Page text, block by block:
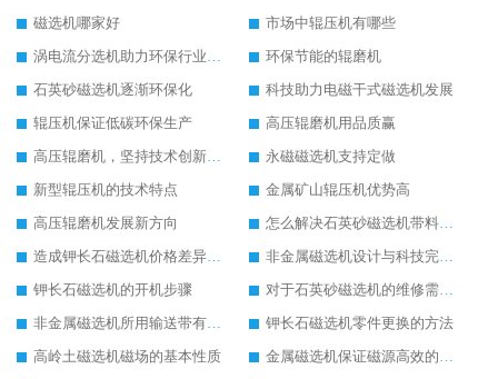
磁选机哪家好
市场中辊压机有哪些
涡电流分选机助力环保行业发展
环保节能的辊磨机
石英砂磁选机逐渐环保化
科技助力电磁干式磁选机发展
辊压机保证低碳环保生产
高压辊磨机用品质赢
高压辊磨机，坚持技术创新发展
永磁磁选机支持定做
新型辊压机的技术特点
金属矿山辊压机优势高
高压辊磨机发展新方向
怎么解决石英砂磁选机带料问题
造成钾长石磁选机价格差异的原因
非金属磁选机设计与科技完美结合
钾长石磁选机的开机步骤
对于石英砂磁选机的维修需要遵守的原则
非金属磁选机所用输送带有何要求
钾长石磁选机零件更换的方法
高岭土磁选机磁场的基本性质
金属磁选机保证磁源高效的方法